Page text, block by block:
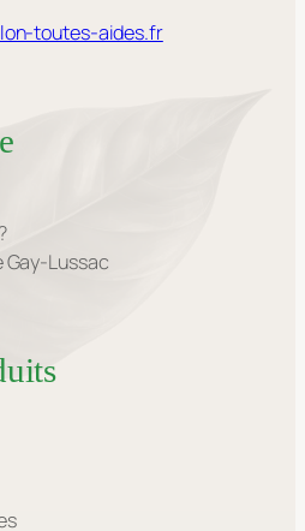
toutes-aides.fr
Gay-Lussac